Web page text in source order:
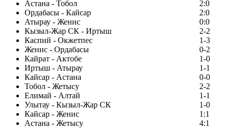
Астана - Тобол
2:0
Ордабасы - Кайсар
2:0
Атырау - Женис
0:0
Кызыл-Жар СК - Иртыш
2-2
Каспий - Окжетпес
1-3
Женис - Ордабасы
0-2
Кайрат - Актобе
1-0
Иртыш - Атырау
1-1
Кайсар - Астана
0-0
Тобол - Жетысу
2-2
Елимай - Алтай
1-1
Улытау - Кызыл-Жар СК
1-0
Кайсар - Женис
1:1
Астана - Жетысу
4:1